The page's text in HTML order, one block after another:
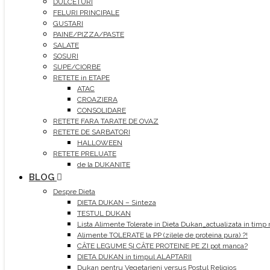
DULCETURI
FELURI PRINCIPALE
GUSTARI
PAINE/PIZZA/PASTE
SALATE
SOSURI
SUPE/CIORBE
RETETE in ETAPE
ATAC
CROAZIERA
CONSOLIDARE
RETETE FARA TARATE DE OVAZ
RETETE DE SARBATORI
HALLOWEEN
RETETE PRELUATE
de la DUKANITE
BLOG
Despre Dieta
DIETA DUKAN – Sinteza
TESTUL DUKAN
Lista Alimente Tolerate in Dieta Dukan_actualizata in timp
Alimente TOLERATE la PP (zilele de proteina pura) ?!
CÂTE LEGUME ȘI CÂTE PROTEINE PE ZI pot manca?
DIETA DUKAN in timpul ALAPTARII
Dukan pentru Vegetarieni versus Postul Religios